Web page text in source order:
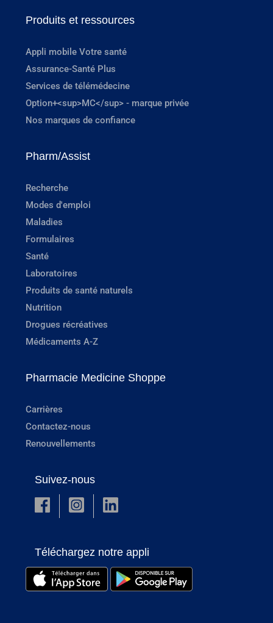
Produits et ressources
Appli mobile Votre santé
Assurance-Santé Plus
Services de télémédecine
Option+<sup>MC</sup> - marque privée
Nos marques de confiance
Pharm/Assist
Recherche
Modes d'emploi
Maladies
Formulaires
Santé
Laboratoires
Produits de santé naturels
Nutrition
Drogues récréatives
Médicaments A-Z
Pharmacie Medicine Shoppe
Carrières
Contactez-nous
Renouvellements
Suivez-nous
Téléchargez notre appli